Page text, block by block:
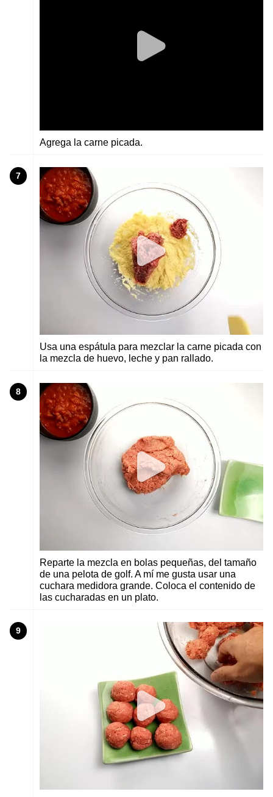
Agrega la carne picada.
7
Usa una espátula para mezclar la carne picada con
la mezcla de huevo, leche y pan rallado.
8
Reparte la mezcla en bolas pequeñas, del tamaño
de una pelota de golf. A mí me gusta usar una
cuchara medidora grande. Coloca el contenido de
las cucharadas en un plato.
9